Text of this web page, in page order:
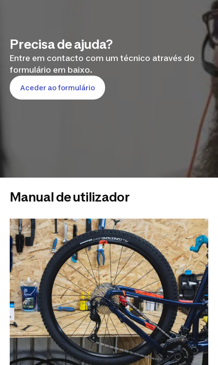
Precisa de ajuda?
Entre em contacto com um técnico através do
formulário em baixo.
Aceder ao formulário
Manual de utilizador